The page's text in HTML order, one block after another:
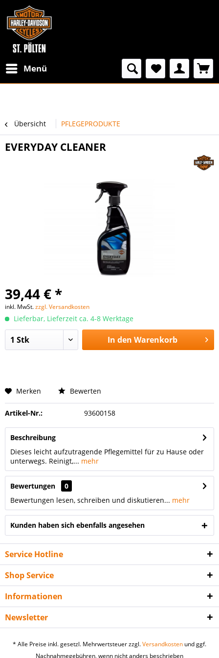
Menü
Übersicht PFLEGEPRODUKTE
EVERYDAY CLEANER
39,44 € *
inkl. MwSt.zzgl. Versandkosten
Lieferbar, Lieferzeit ca. 4-8 Werktage
In den Warenkorb
Merken Bewerten
Artikel-Nr.: 93600158
Beschreibung
Dieses leicht aufzutragende Pflegemittel für zu Hause oder
unterwegs. Reinigt,... mehr
Bewertungen
0
Bewertungen lesen, schreiben und diskutieren... mehr
Kunden haben sich ebenfalls angesehen
Service Hotline
Shop Service
Informationen
Newsletter
* Alle Preise inkl. gesetzl. Mehrwertsteuer zzgl.Versandkosten und ggf.
Nachnahmegebühren, wenn nicht anders beschrieben